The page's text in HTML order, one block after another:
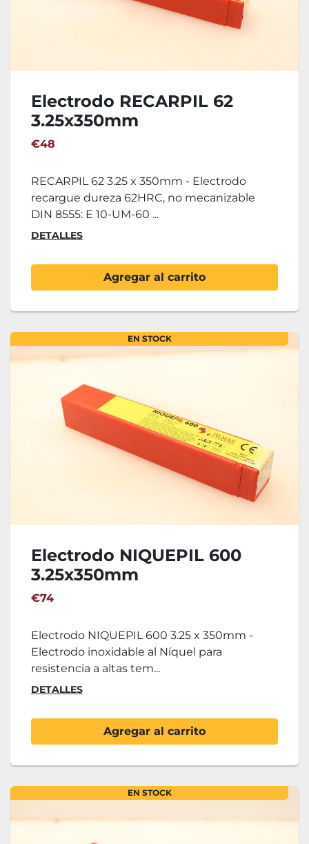
Electrodo RECARPIL 62
3.25x350mm
€48
RECARPIL 62 3.25 x 350mm - Electrodo
recargue dureza 62HRC, no mecanizable
DIN 8555: E 10-UM-60 ...
DETALLES
Agregar al carrito
EN STOCK
Electrodo NIQUEPIL 600
3.25x350mm
€74
Electrodo NIQUEPIL 600 3.25 x 350mm -
Electrodo inoxidable al Níquel para
resistencia a altas tem...
DETALLES
Agregar al carrito
EN STOCK